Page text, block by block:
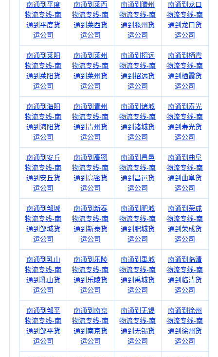
南通到平度
物流专线-南
通到平度货
运公司
南通到莱西
物流专线-南
通到莱西货
运公司
南通到滕州
物流专线-南
通到滕州货
运公司
南通到龙口
物流专线-南
通到龙口货
运公司
南通到莱阳
物流专线-南
通到莱阳货
运公司
南通到莱州
物流专线-南
通到莱州货
运公司
南通到招远
物流专线-南
通到招远货
运公司
南通到栖霞
物流专线-南
通到栖霞货
运公司
南通到海阳
物流专线-南
通到海阳货
运公司
南通到青州
物流专线-南
通到青州货
运公司
南通到诸城
物流专线-南
通到诸城货
运公司
南通到寿光
物流专线-南
通到寿光货
运公司
南通到安丘
物流专线-南
通到安丘货
运公司
南通到高密
物流专线-南
通到高密货
运公司
南通到昌邑
物流专线-南
通到昌邑货
运公司
南通到曲阜
物流专线-南
通到曲阜货
运公司
南通到邹城
物流专线-南
通到邹城货
运公司
南通到新泰
物流专线-南
通到新泰货
运公司
南通到肥城
物流专线-南
通到肥城货
运公司
南通到荣成
物流专线-南
通到荣成货
运公司
南通到乳山
物流专线-南
通到乳山货
运公司
南通到乐陵
物流专线-南
通到乐陵货
运公司
南通到禹城
物流专线-南
通到禹城货
运公司
南通到临清
物流专线-南
通到临清货
运公司
南通到邹平
物流专线-南
通到邹平货
运公司
南通到南京
物流专线-南
通到南京货
运公司
南通到无锡
物流专线-南
通到无锡货
运公司
南通到徐州
物流专线-南
通到徐州货
运公司